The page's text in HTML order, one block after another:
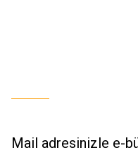
Mail adresinizle e-